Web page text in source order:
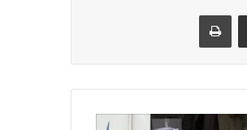
مشاركة عبر البريد طباعة